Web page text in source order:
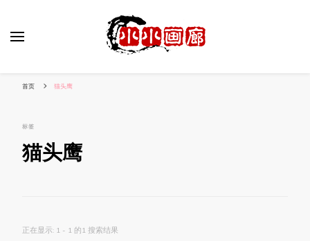
首页 猫头鹰
标签
猫头鹰
正在显示: 1 - 1 的1 搜索结果